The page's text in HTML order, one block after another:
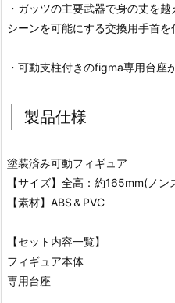
・ガッツの主要武器で身の丈を
シーンを可能にする交換用手首を
・可動支柱付きのfigma専用台座
製品仕様
塗装済み可動フィギュア
【サイズ】全高：約165mm(ノン
【素材】ABS＆PVC
【セット内容一覧】
フィギュア本体
専用台座